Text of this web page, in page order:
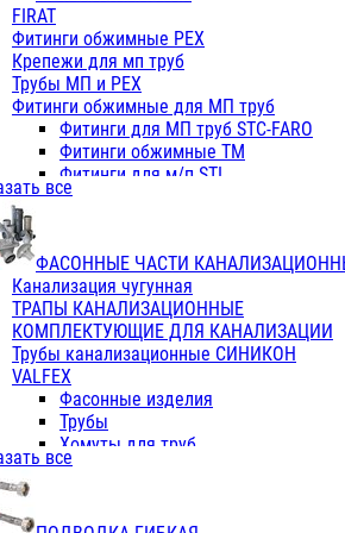
Фитинги ПП белые
Фитинги ПП белые
Фитинги ППс металл.белые
VALFEX
Трубы PE-RT
Трубы ПП водопровод белые
Трубы ПП водопровод серые
Трубы армированные
Трубы армированные
Фитинги с металл. серые
Фитинги ПП (серые)
Фитинги ПП белые
Краны
Фитинги ПП (белые)
Фитинги ПП с металлом белые
ПК КОНТУР
Краны полипропиленовые
Трубы полипропиленивые
FIRAT
Фитинги обжимные PEX
Крепежи для мп труб
Трубы МП и PEX
Фитинги обжимные для МП труб
Фитинги для МП труб STC-FARO
Фитинги обжимные ТМ
Фитинги для м/п STI
Фитинги для МП труб TITAN
TK
VALFEX
все
ФАСОННЫЕ ЧАСТИ
Канализация чугунная
ТРАПЫ КАНАЛИЗАЦИОННЫЕ
КОМПЛЕКТУЮЩИЕ ДЛЯ КАНАЛИЗАЦИИ
Трубы канализационные СИНИКОН
VALFEX
Фасонные изделия
Трубы
Хомуты для труб
ПВХ (стройполимер)
все